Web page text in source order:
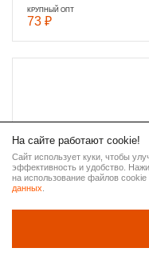
КРУПНЫЙ ОПТ
73 ₽
На сайте работают cookie!
Сайт использует куки, чтобы
эффективность и удобство.
на использование файлов cookie
данных